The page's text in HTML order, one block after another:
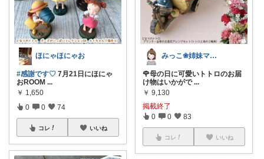
ほにゃほにゃお
#感謝です♡ 7月21日にほにゃ
おROOM ...
￥ 1,650
0 0 74
コレ いいね
みっこ❀姉妹ママ👭
🌹母の日に可愛いトトロのお届
け物はいかがで ...
￥ 9,130
掲載終了
0 0 83
コレ いいね